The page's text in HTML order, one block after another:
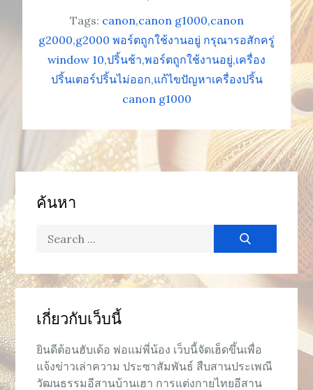
Tags: canon canon g1000 canon
g2000 g2000 พอร์ตถูกใช้งานอยู่ กรุณารอสักครู่
window 10 ปริ้นช้า พอร์ตถูกใช้งานอยู่ เครื่อง
ปริ้นเตอร์ปริ้นไม่ออก แก้ไขปัญหาเครื่องปริ้น
canon g1000
ค้นหา
Search
เกี่ยวกับเว็บนี้
ยินดีต้อนฮับเด้อ พ่อแม่พี่น้อง เว็บนี้จัดเฮ็ดขึ้นเพื่อ
แจ้งข่าวเล่าความ ประซาสัมพันธ์ สืบสานประเพณี
วัฒนธรรมอีสานบ้านเฮา การแต่งกายไทยอีสาน